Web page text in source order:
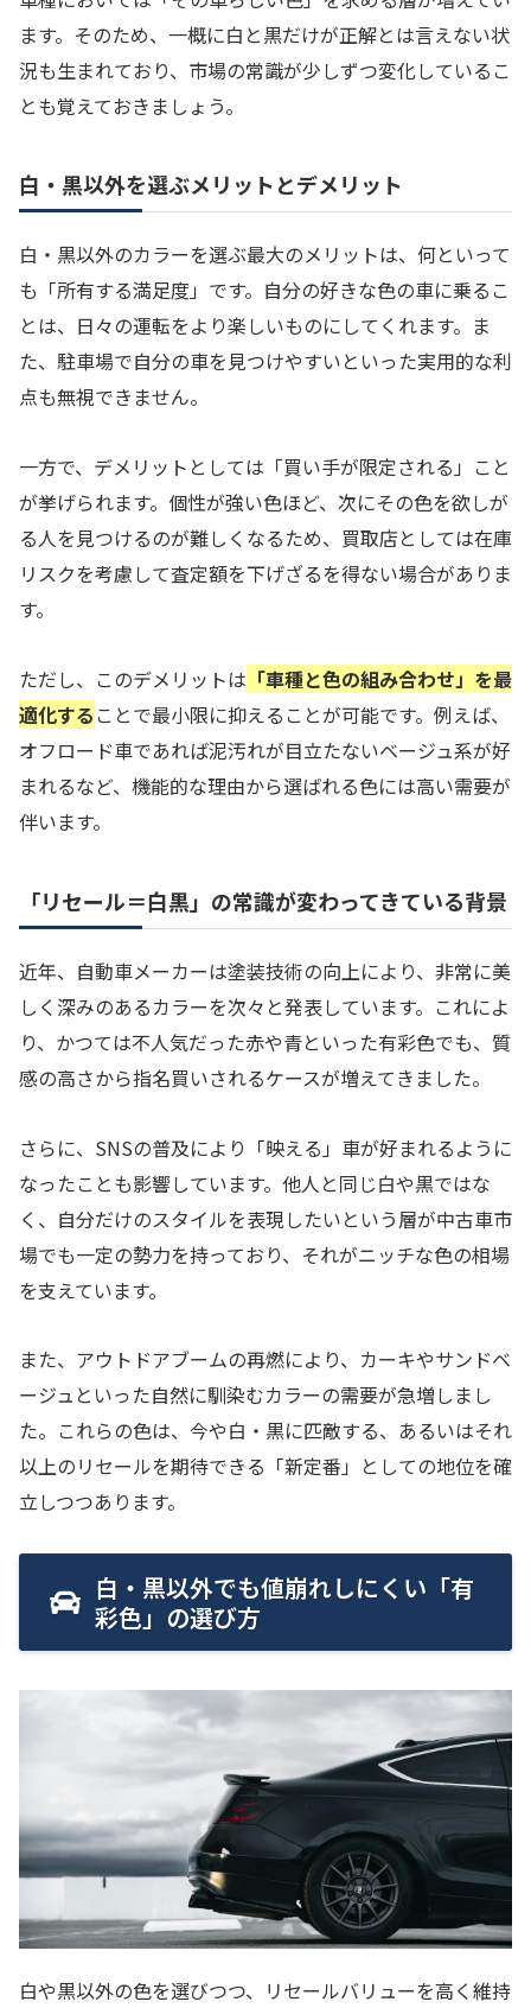
ます。そのため、一概に白と黒だけが正解とは言えない状
況も生まれており、市場の常識が少しずつ変化しているこ
とも覚えておきましょう。
白・黒以外を選ぶメリットとデメリット
白・黒以外のカラーを選ぶ最大のメリットは、何といって
も「所有する満足度」です。自分の好きな色の車に乗るこ
とは、日々の運転をより楽しいものにしてくれます。ま
た、駐車場で自分の車を見つけやすいといった実用的な利
点も無視できません。
一方で、デメリットとしては「買い手が限定される」こと
が挙げられます。個性が強い色ほど、次にその色を欲しが
る人を見つけるのが難しくなるため、買取店としては在庫
リスクを考慮して査定額を下げざるを得ない場合がありま
す。
ただし、このデメリットは 「車種と色の組み合わせ」を最
適化する ことで最小限に抑えることが可能です。例えば、
オフロード車であれば泥汚れが目立たないベージュ系が好
まれるなど、機能的な理由から選ばれる色には高い需要が
伴います。
「リセール＝白黒」の常識が変わってきている背景
近年、自動車メーカーは塗装技術の向上により、非常に美
しく深みのあるカラーを次々と発表しています。これによ
り、かつては不人気だった赤や青といった有彩色でも、質
感の高さから指名買いされるケースが増えてきました。
さらに、SNSの普及により「映える」車が好まれるように
なったことも影響しています。他人と同じ白や黒ではな
く、自分だけのスタイルを表現したいという層が中古車市
場でも一定の勢力を持っており、それがニッチな色の相場
を支えています。
また、アウトドアブームの再燃により、カーキやサンドベ
ージュといった自然に馴染むカラーの需要が急増しまし
た。これらの色は、今や白・黒に匹敵する、あるいはそれ
以上のリセールを期待できる「新定番」としての地位を確
立しつつあります。
白・黒以外でも値崩れしにくい「有
彩色」の選び方
白や黒以外の色を選びつつ、リセールバリューを高く維持